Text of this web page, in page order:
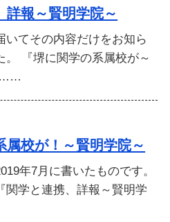
詳報～賢明学院～
いてその内容だけをお知ら
。 『堺に関学の系属校が～
……
属校が！～賢明学院～
年7月に書いたものです。
関学と連携、詳報～賢明学